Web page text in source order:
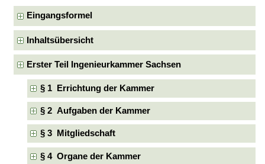
Eingangsformel
Inhaltsübersicht
Erster Teil Ingenieurkammer Sachsen
§ 1 Errichtung der Kammer
§ 2 Aufgaben der Kammer
§ 3 Mitgliedschaft
§ 4 Organe der Kammer